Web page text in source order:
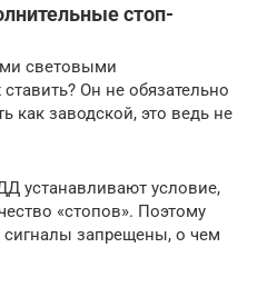
стоп-
световыми
Он не обязательно
как заводской, это ведь не
устанавливают условие,
«стопов». Поэтому
запрещены, о чем